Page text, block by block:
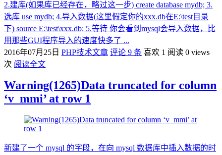
2.建库(如果库已经存在，略过这一步) create database mydb; 3.
选库 use mydb; 4.导入数据(这里假定你的xxx.db在E:\test目录
下) source E:\test\xxx.db; 5.等待 你会看到mysql会导入数据，比
用那些GUI程序导入的速度快多了 ...
2016年07月25日 PHP技术文章 评论 9 条 喜欢 1 阅读 0 views
次 阅读全文
Warning(1265)Data truncated for column
‘v_mmi’ at row 1
新建了一个 mysql 的字段，在向 mysql 数据库中插入数据的时